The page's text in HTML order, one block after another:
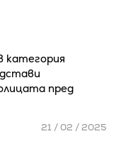
категория
пред
21 / 02 / 2025